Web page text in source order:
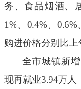
务、食品烟酒、
1%、 0.4%、 0.6%
购进价格分别比上
全市城镇新
现再就业3.94万人